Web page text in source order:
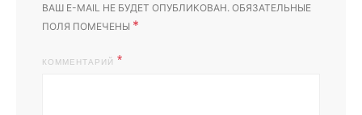
ВАШ E-MAIL НЕ БУДЕТ ОПУБЛИКОВАН. ОБЯЗАТЕЛЬНЫЕ
ПОЛЯ ПОМЕЧЕНЫ *
КОММЕНТАРИЙ